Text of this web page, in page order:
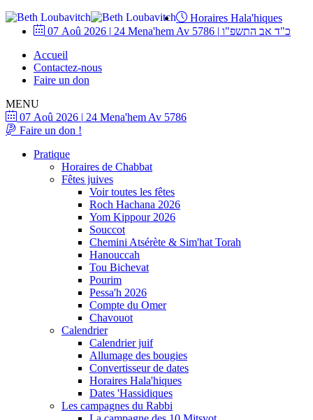
Horaires Hala'hiques
07 Aoû 2026 | 24 Mena'hem Av 5786 | כ"ד אב התשפ"ו
Accueil
Contactez-nous
Faire un don
MENU
07 Aoû 2026 | 24 Mena'hem Av 5786
Faire un don !
Pratique
Horaires de Chabbat
Fêtes juives
Voir toutes les fêtes
Roch Hachana 2026
Yom Kippour 2026
Souccot
Chemini Atsérète & Sim'hat Torah
Hanouccah
Tou Bichevat
Pourim
Pessa'h 2026
Compte du Omer
Chavouot
Calendrier
Calendrier juif
Allumage des bougies
Convertisseur de dates
Horaires Hala'hiques
Dates 'Hassidiques
Les campagnes du Rabbi